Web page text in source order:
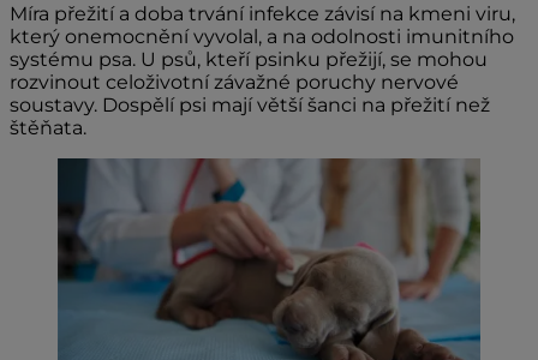
Míra přežití a doba trvání infekce závisí na kmeni viru,
který onemocnění vyvolal, a na odolnosti imunitního
systému psa. U psů, kteří psinku přežijí, se mohou
rozvinout celoživotní závažné poruchy nervové
soustavy. Dospělí psi mají větší šanci na přežití než
štěňata.